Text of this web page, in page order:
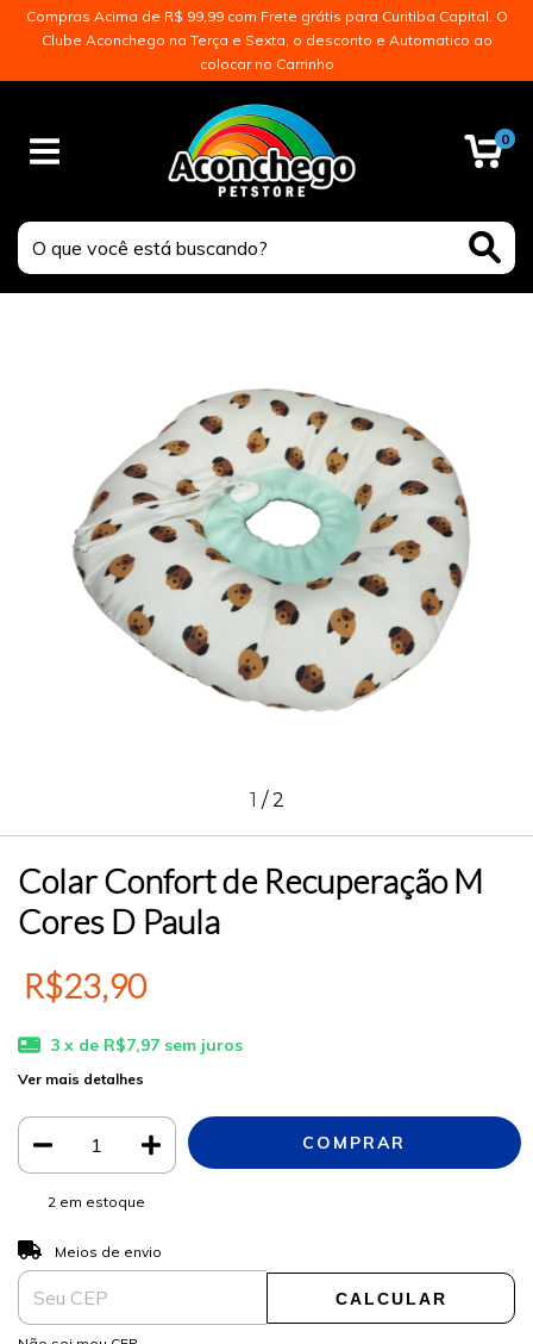
Compras Acima de R$ 99,99 com Frete grátis para Curitiba Capital. O
Clube Aconchego na Terça e Sexta, o desconto e Automatico ao
colocar no Carrinho
0
1 /2
Colar Confort de Recuperação M
Cores D Paula
R$23,90
3 x de R$7,97 sem juros
Ver mais detalhes
2 em estoque
Entregas para o CEP:
Meios de envio
CALCULAR